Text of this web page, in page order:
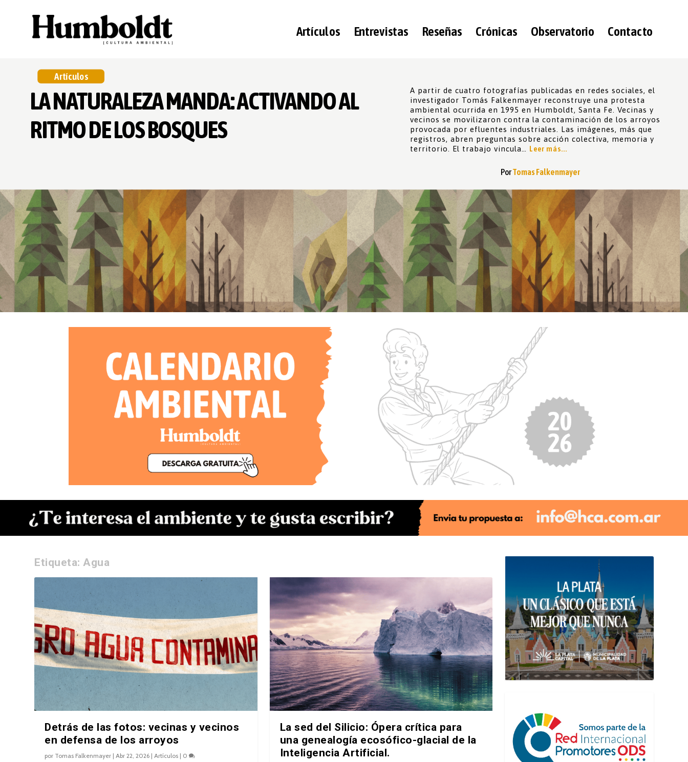
Artículos Entrevistas Reseñas Crónicas Observatorio Contacto
Artículos
LA NATURALEZA MANDA: ACTIVANDO AL
RITMO DE LOS BOSQUES
A partir de cuatro fotografías publicadas en redes sociales, el
investigador Tomás Falkenmayer reconstruye una protesta
ambiental ocurrida en 1995 en Humboldt, Santa Fe. Vecinas y
vecinos se movilizaron contra la contaminación de los arroyos
provocada por efluentes industriales. Las imágenes, más que
registros, abren preguntas sobre acción colectiva, memoria y
territorio. El trabajo vincula… Leer más...
PorTomas Falkenmayer
Etiqueta:Agua
Detrás de las fotos: vecinas y vecinos
en defensa de los arroyos
por Tomas Falkenmayer |Abr 22, 2026 |Artículos | 0
La sed del Silicio: Ópera crítica para
una genealogía ecosófico-glacial de la
Inteligencia Artificial.